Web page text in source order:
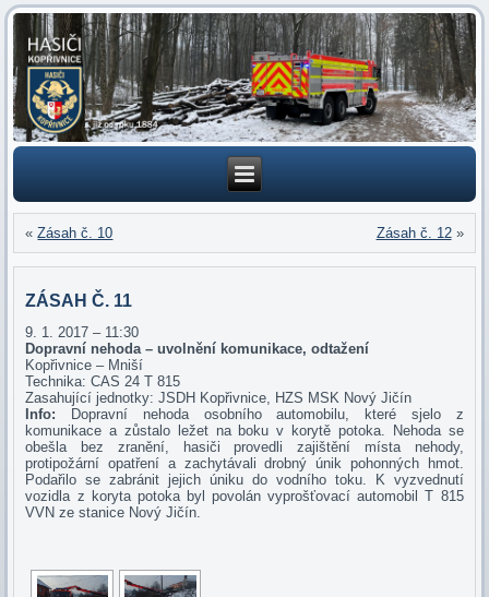
«Zásah č. 10 Zásah č. 12»
ZÁSAH Č. 11
9. 1. 2017 – 11:30
Dopravní nehoda – uvolnění komunikace, odtažení
Kopřivnice – Mniší
Technika: CAS 24 T 815
Zasahující jednotky: JSDH Kopřivnice, HZS MSK Nový Jičín
Info: Dopravní nehoda osobního automobilu, které sjelo z
komunikace a zůstalo ležet na boku v korytě potoka. Nehoda se
obešla bez zranění, hasiči provedli zajištění místa nehody,
protipožární opatření a zachytávali drobný únik pohonných hmot.
Podařilo se zabránit jejich úniku do vodního toku. K vyzvednutí
vozidla z koryta potoka byl povolán vyprošťovací automobil T 815
VVN ze stanice Nový Jičín.